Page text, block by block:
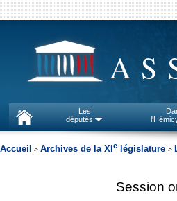
Les
députés
Accueil > Archives de la XI e législature >
Session